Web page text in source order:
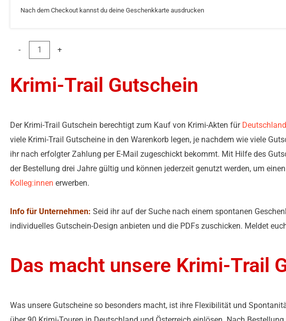
Nach dem Checkout kannst du deine Geschenkkarte ausdrucken
- +
Krimi-Trail Gutschein
Der Krimi-Trail Gutschein berechtigt zum Kauf von Krimi-Akten für Deutschland
viele Krimi-Trail Gutscheine in den Warenkorb legen, je nachdem wie viele
ihr nach erfolgter Zahlung per E-Mail zugeschickt bekommt. Mit Hilfe des
der Bestellung drei Jahre gültig und können jederzeit genutzt werden, um
Kolleg:innen erwerben.
Info für Unternehmen: Seid ihr auf der Suche nach einem spontanen
individuelles Gutschein-Design anbieten und die PDFs zuschicken. Meldet
Das macht unsere Krimi-Trail
Was unsere Gutscheine so besonders macht, ist ihre Flexibilität und